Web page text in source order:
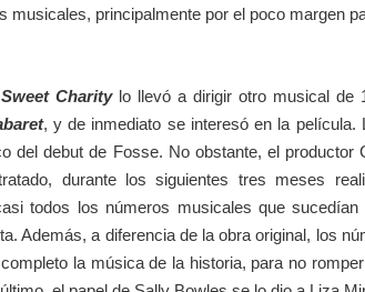
musicales, principalmente por el poco margen
Sweet Charitylo llevó a dirigir otro musical de
, y de inmediato se interesó en la
del debut de Fosse. No obstante, el
durante los siguientes tres meses
todos los números musicales que
Además, a diferencia de la obra original, los
la música de la historia, para no